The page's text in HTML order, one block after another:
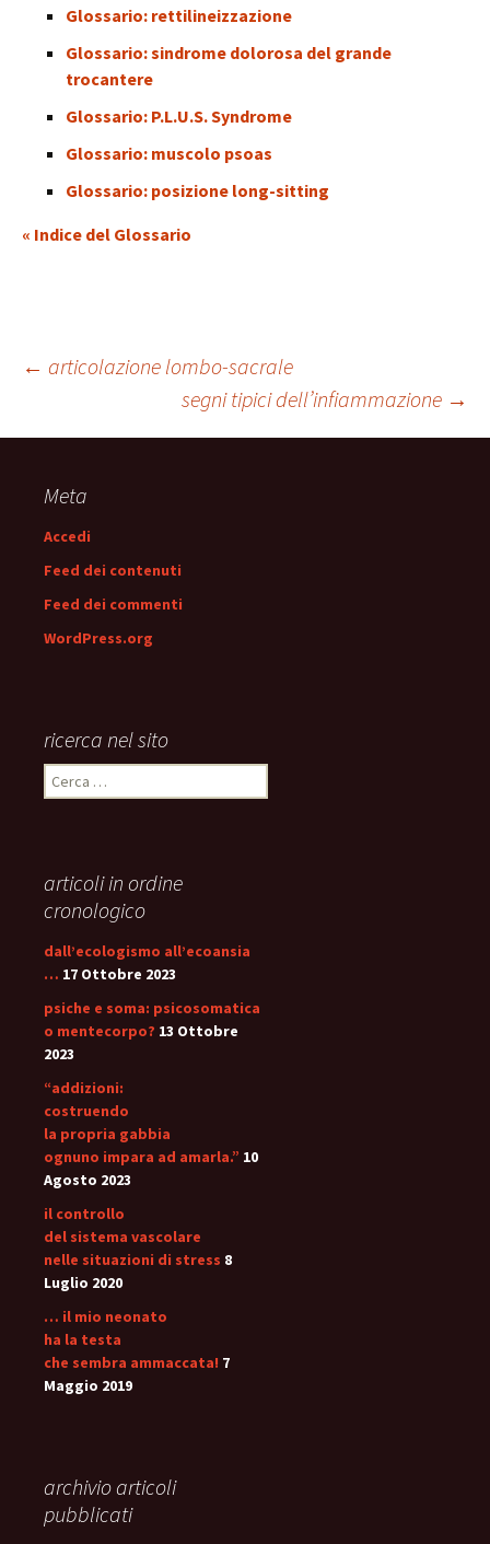
Glossario: rettilineizzazione
Glossario: sindrome dolorosa del grande
trocantere
Glossario: P.L.U.S. Syndrome
Glossario: muscolo psoas
Glossario: posizione long-sitting
« Indice del Glossario
Navigazione
articolo
← articolazione lombo-sacrale
segni tipici dell’infiammazione →
Meta
Accedi
Feed dei contenuti
Feed dei commenti
WordPress.org
ricerca nel sito
Ricerca
per:
articoli in ordine
cronologico
dall’ecologismo all’ecoansia
… 17 Ottobre 2023
psiche e soma: psicosomatica
o mentecorpo? 13 Ottobre
2023
“addizioni:
costruendo
la propria gabbia
ognuno impara ad amarla.” 10
Agosto 2023
il controllo
del sistema vascolare
nelle situazioni di stress 8
Luglio 2020
… il mio neonato
ha la testa
che sembra ammaccata! 7
Maggio 2019
archivio articoli
pubblicati